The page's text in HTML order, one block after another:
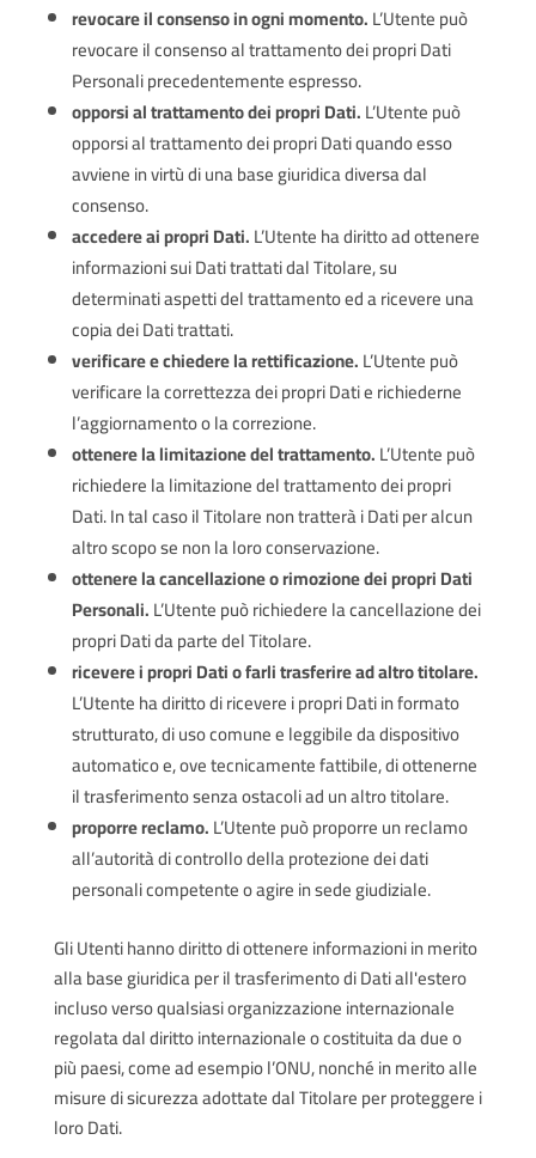
revocare il consenso in ogni momento.L’Utente può
revocare il consenso al trattamento dei propri Dati
Personali precedentemente espresso.
opporsi al trattamento dei propri Dati.L’Utente può
opporsi al trattamento dei propri Dati quando esso
avviene in virtù di una base giuridica diversa dal
consenso.
accedere ai propri Dati.L’Utente ha diritto ad ottenere
informazioni sui Dati trattati dal Titolare, su
determinati aspetti del trattamento ed a ricevere una
copia dei Dati trattati.
verificare e chiedere la rettificazione.L’Utente può
verificare la correttezza dei propri Dati e richiederne
l’aggiornamento o la correzione.
ottenere la limitazione del trattamento.L’Utente può
richiedere la limitazione del trattamento dei propri
Dati. In tal caso il Titolare non tratterà i Dati per alcun
altro scopo se non la loro conservazione.
ottenere la cancellazione o rimozione dei propri Dati
Personali.L’Utente può richiedere la cancellazione dei
propri Dati da parte del Titolare.
ricevere i propri Dati o farli trasferire ad altro titolare.
L’Utente ha diritto di ricevere i propri Dati in formato
strutturato, di uso comune e leggibile da dispositivo
automatico e, ove tecnicamente fattibile, di ottenerne
il trasferimento senza ostacoli ad un altro titolare.
proporre reclamo.L’Utente può proporre un reclamo
all’autorità di controllo della protezione dei dati
personali competente o agire in sede giudiziale.
Gli Utenti hanno diritto di ottenere informazioni in merito
alla base giuridica per il trasferimento di Dati all'estero
incluso verso qualsiasi organizzazione internazionale
regolata dal diritto internazionale o costituita da due o
più paesi, come ad esempio l’ONU, nonché in merito alle
misure di sicurezza adottate dal Titolare per proteggere i
loro Dati.